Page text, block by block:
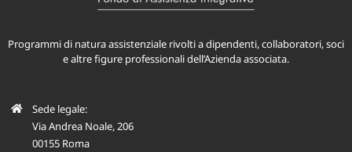
Programmi di natura assistenziale rivolti a dipendenti, collaboratori, soci
e altre figure professionali dell’Azienda associata.
Sede legale:
Via Andrea Noale, 206
00155 Roma